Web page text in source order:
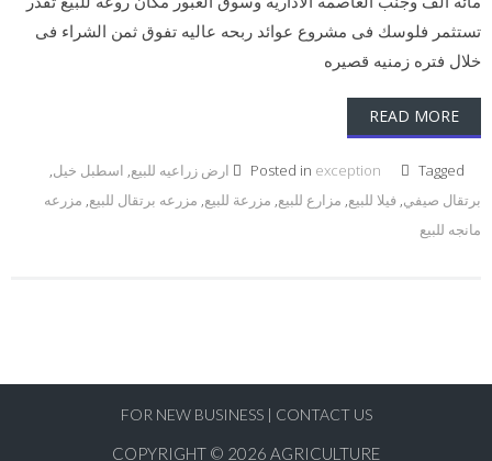
تستثمر فلوسك فى مشروع عوائد ربحه عاليه تفوق ثمن الشراء فى
خلال فتره زمنيه قصيره
READ MORE
Posted in exception Tagged ارض زراعيه للبيع, اسطبل خيل,
برتقال صيفي, فيلا للبيع, مزارع للبيع, مزرعة للبيع, مزرعه برتقال للبيع, مزرعه
مانجه للبيع
FOR NEW BUSINESS | CONTACT US
COPYRIGHT © 2026 AGRICULTURE